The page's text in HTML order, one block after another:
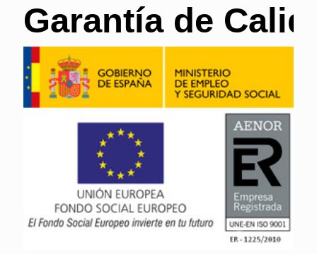
Garantía de